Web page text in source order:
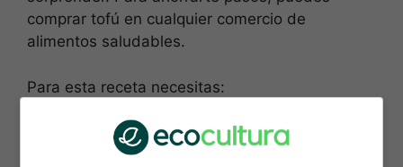
comprar tofú en cualquier comercio de
alimentos saludables.
Para esta receta necesitas:
Cebolla mediana 1
Diente de ajo 1